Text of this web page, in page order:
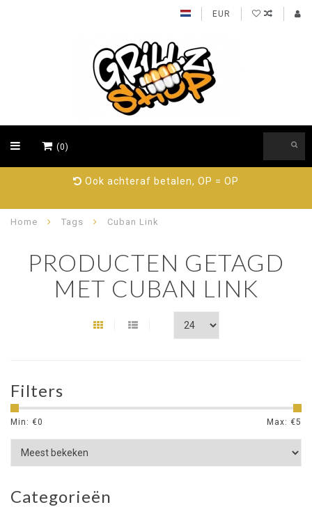
EUR
(0)
Ook achteraf betalen, OP = OP
Home Tags Cuban Link
PRODUCTEN GETAGD
MET CUBAN LINK
Filters
Min: €0 Max: €5
Categorieën